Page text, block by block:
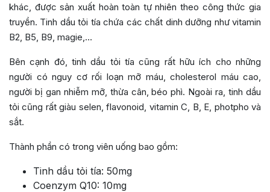
khác, được sản xuất hoàn toàn tự nhiên theo công thức gia
truyền. Tinh dầu tỏi tía chứa các chất dinh dưỡng như vitamin
B2, B5, B9, magie,…
Bên cạnh đó, tinh dầu tỏi tía cũng rất hữu ích cho những
người có nguy cơ rối loạn mỡ máu, cholesterol máu cao,
người bị gan nhiễm mỡ, thừa cân, béo phì. Ngoài ra, tinh dầu
tỏi cũng rất giàu selen, flavonoid, vitamin C, B, E, photpho và
sắt.
Thành phần có trong viên uống bao gồm:
Tinh dầu tỏi tía: 50mg
Coenzym Q10: 10mg